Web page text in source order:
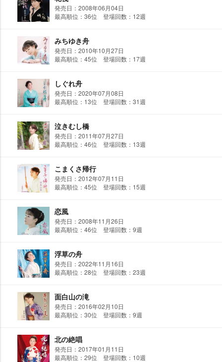
発売日：2008年06月04日
最高順位：36位 登場回数：12週
みちゆき舟
発売日：2010年10月27日
最高順位：45位 登場回数：17週
しぐれ舟
発売日：2020年07月08日
最高順位：13位 登場回数：31週
泣きむし橋
発売日：2011年07月27日
最高順位：46位 登場回数：13週
こまくさ帰行
発売日：2012年07月11日
最高順位：45位 登場回数：15週
恋風
発売日：2008年11月26日
最高順位：46位 登場回数：9週
浮草の舟
発売日：2022年11月16日
最高順位：28位 登場回数：23週
面白山の滝
発売日：2016年02月10日
最高順位：30位 登場回数：9週
北の絶唱
発売日：2017年01月11日
最高順位：29位 登場回数：10週